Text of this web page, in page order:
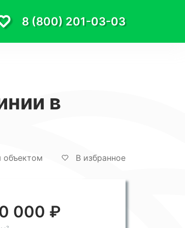
8 (800) 201-03-03
в
объектом В избранное
000 ₽